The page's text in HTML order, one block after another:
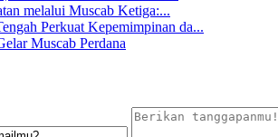
melalui Muscab Ketiga:...
Perkuat Kepemimpinan da...
Muscab Perdana